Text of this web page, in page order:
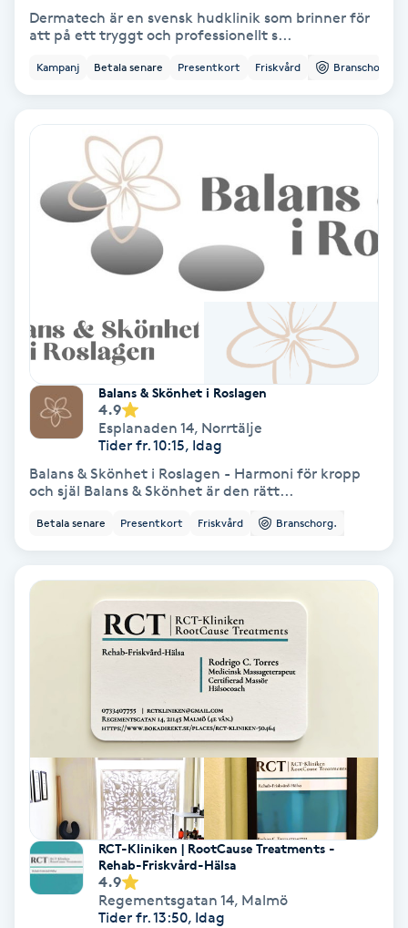
Regndroppsmassage
Reiki
Reiki massage
Restorative Yoga
Rosenmetoden
Samtalsterapi
Senioryoga
Singelfransar
Sjukgymnastik
Sklerosering
Skoinlägg
Skägg
Dermatech är en svensk hudklinik som brinner för
att på ett tryggt och professionellt s...
Kampanj Betala senare Presentkort Friskvård Branschorg.
Balans & Skönhet i Roslagen
4.9
Esplanaden 14, Norrtälje
Tider fr. 10:15, Idag
Balans & Skönhet i Roslagen - Harmoni för kropp
och själ Balans & Skönhet är den rätt...
Betala senare Presentkort Friskvård Branschorg.
RCT-Kliniken | RootCause Treatments -
Rehab-Friskvård-Hälsa
4.9
Regementsgatan 14, Malmö
Tider fr. 13:50, Idag